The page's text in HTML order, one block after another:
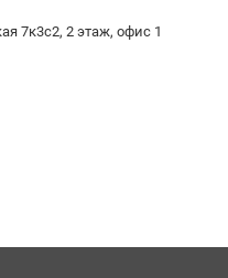
7к3с2, 2 этаж, офис 1